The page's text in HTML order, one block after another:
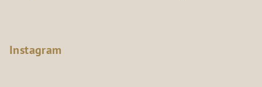
Instagram